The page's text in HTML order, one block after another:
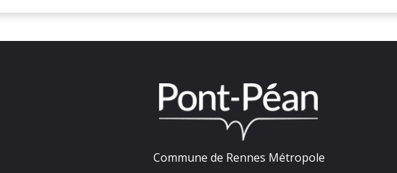
Commune de Rennes Métropole